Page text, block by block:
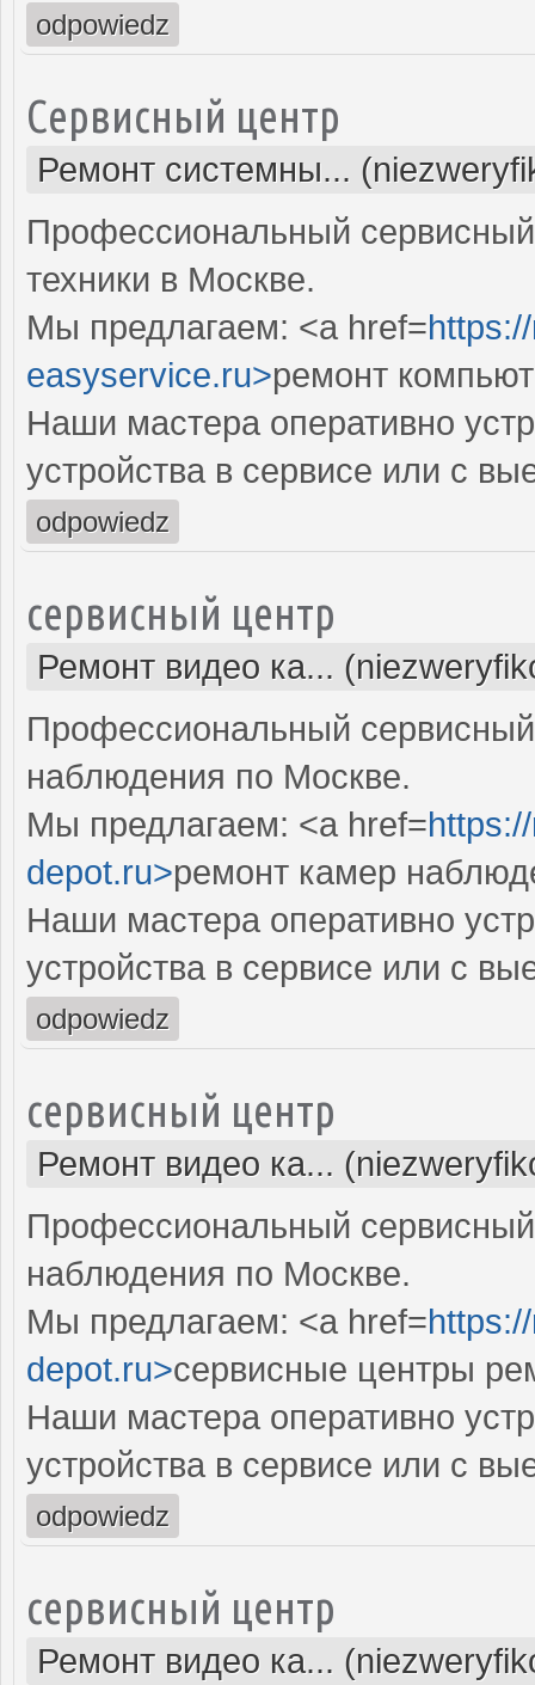
odpowiedz
Сервисный центр
Ремонт системны...
Профессиональный
техники в Москве.
Мы предлагаем: <a href=
easyservice.ru>ремонт
Наши мастера оперативно
устройства в сервисе или с
odpowiedz
сервисный центр
Ремонт видео ка...
Профессиональный
наблюдения по Москве.
Мы предлагаем: <a href=
depot.ru>ремонт камер
Наши мастера оперативно
устройства в сервисе или с
odpowiedz
сервисный центр
Ремонт видео ка...
Профессиональный
наблюдения по Москве.
Мы предлагаем: <a href=
depot.ru>сервисные центры
Наши мастера оперативно
устройства в сервисе или с
odpowiedz
сервисный центр
Ремонт видео ка...